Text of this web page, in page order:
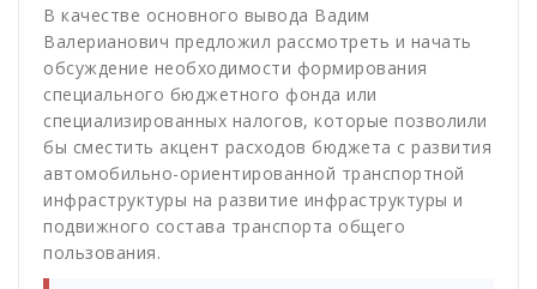
В качестве основного вывода Вадим
Валерианович предложил рассмотреть и начать
обсуждение необходимости формирования
специального бюджетного фонда или
специализированных налогов, которые позволили
бы сместить акцент расходов бюджета с развития
автомобильно-ориентированной транспортной
инфраструктуры на развитие инфраструктуры и
подвижного состава транспорта общего
пользования.